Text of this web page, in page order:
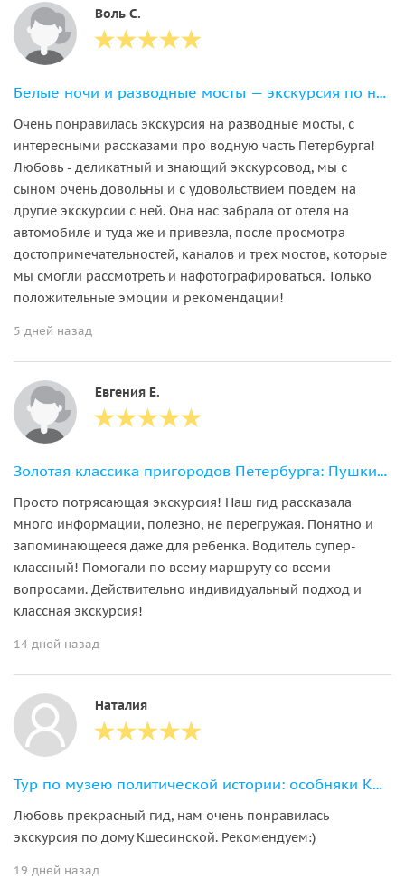
Воль С.
Белые ночи и разводные мосты — экскурсия по ночному Петербургу
Очень понравилась экскурсия на разводные мосты, с
интересными рассказами про водную часть Петербурга!
Любовь - деликатный и знающий экскурсовод, мы с
сыном очень довольны и с удовольствием поедем на
другие экскурсии с ней. Она нас забрала от отеля на
автомобиле и туда же и привезла, после просмотра
достопримечательностей, каналов и трех мостов, которые
мы смогли рассмотреть и нафотографироваться. Только
положительные эмоции и рекомендации!
5 дней назад
Евгения Е.
Золотая классика пригородов Петербурга: Пушкин и Петергоф
Просто потрясающая экскурсия! Наш гид рассказала
много информации, полезно, не перегружая. Понятно и
запоминающееся даже для ребенка. Водитель супер-
классный! Помогали по всему маршруту со всеми
вопросами. Действительно индивидуальный подход и
классная экскурсия!
14 дней назад
Наталия
Тур по музею политической истории: особняки Кшесинской и Бранта
Любовь прекрасный гид, нам очень понравилась
экскурсия по дому Кшесинской. Рекомендуем:)
19 дней назад